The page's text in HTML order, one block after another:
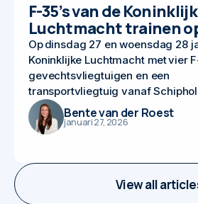
View all
F-35’s van de
Luchtmacht trainen
Op dinsdag 27 en woensdag 28
Koninklijke Luchtmacht met vier
gevechtsvliegtuigen en een
transportvliegtuig vanaf
Bente van der Roest
januari 27, 2026